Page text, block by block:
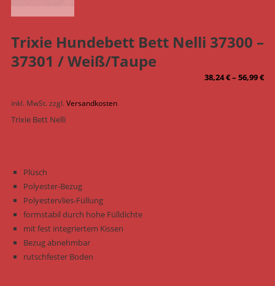
Trixie Hundebett Bett Nelli 37300 –
37301 / Weiß/Taupe
38,24€–56,99€
inkl. MwSt.zzgl.Versandkosten
Trixie Bett Nelli
Plüsch
Polyester-Bezug
Polyestervlies-Füllung
formstabil durch hohe Fülldichte
mit fest integriertem Kissen
Bezug abnehmbar
rutschfester Boden